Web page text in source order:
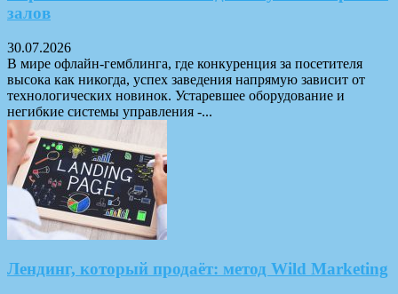
залов
30.07.2026
В мире офлайн-гемблинга, где конкуренция за посетителя
высока как никогда, успех заведения напрямую зависит от
технологических новинок. Устаревшее оборудование и
негибкие системы управления -...
Лендинг, который продаёт: метод Wild Marketing